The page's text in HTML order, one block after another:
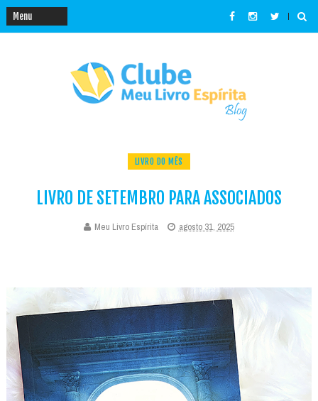
LIVRO DO MÊS
LIVRO DE SETEMBRO PARA ASSOCIADOS
Meu Livro Espírita agosto 31, 2025